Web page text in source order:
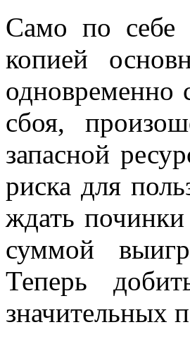
Само по себе
копией
одновременно
сбоя,
запасной
риска для
ждать
суммой
Теперь
значительных